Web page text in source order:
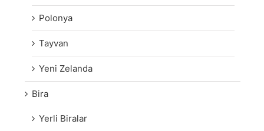
Polonya
Tayvan
Yeni Zelanda
Bira
Yerli Biralar